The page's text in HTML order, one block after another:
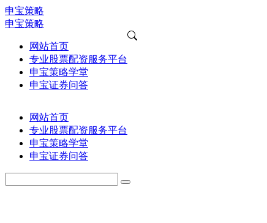
申宝策略
申宝策略
网站首页
专业股票配资服务平台
申宝策略学堂
申宝证券问答
网站首页
专业股票配资服务平台
申宝策略学堂
申宝证券问答